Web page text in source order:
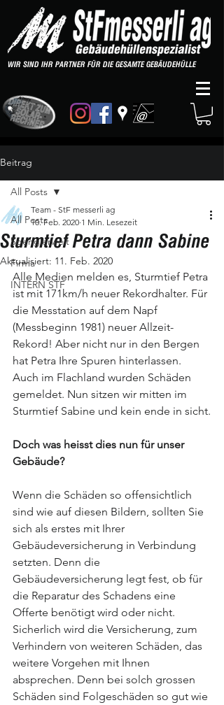
WIR SIND IHR PARTNER FÜR DIE GESAMTE GEBÄUDEHÜLLE
Beitrag
All Posts
Spenglerwelt
Firma
INTERN STF
All Posts
Sturmtief Petra dann Sabine
Team - StF messerli ag
10. Feb. 2020 1 Min. Lesezeit
Aktualisiert: 11. Feb. 2020
Alle Medien melden es, Sturmtief Petra
ist mit 171km/h neuer Rekordhalter. Für
die Messtation auf dem Napf
(Messbeginn 1981) neuer Allzeit-
Rekord! Aber nicht nur in den Bergen
hat Petra Ihre Spuren hinterlassen.
Auch im Flachland wurden Schäden
gemeldet. Nun sitzen wir mitten im
Sturmtief Sabine und kein ende in sicht.
Doch was heisst dies nun für unser
Gebäude?
Wenn die Schäden so offensichtlich
sind wie auf diesen Bildern, sollten Sie
sich als erstes mit Ihrer
Gebäudeversicherung in Verbindung
setzten. Denn die
Gebäudeversicherung legt fest, ob für
die Reparatur des Schadens eine
Offerte benötigt wird oder nicht.
Sicherlich wird die Versicherung, zum
Verhindern von weiteren Schäden, das
weitere Vorgehen mit Ihnen
absprechen. Denn bei solch grossen
Schäden sind Folgeschäden so gut wie